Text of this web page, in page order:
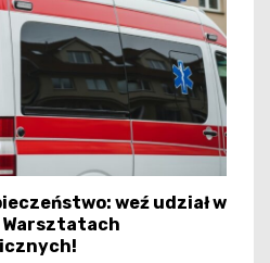
weź udział w
Warsztatach